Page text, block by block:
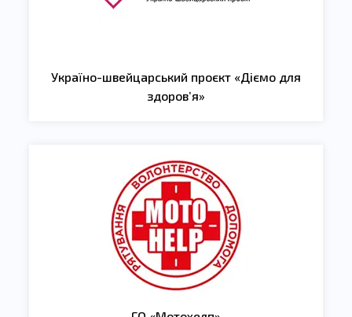
Україно-швейцарський проєкт «Діємо для
здоровʼя»